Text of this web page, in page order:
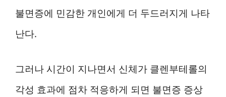
불면증에 민감한 개인에게 더 두드러지게 나타
난다.
그러나 시간이 지나면서 신체가 클렌부테롤의
각성 효과에 점차 적응하게 되면 불면증 증상